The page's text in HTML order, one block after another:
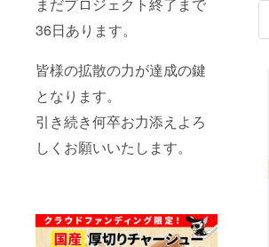
36日あります。
皆様の拡散の力が達成の鍵
となります。
引き続き何卒お力添えよろ
しくお願いいたします。